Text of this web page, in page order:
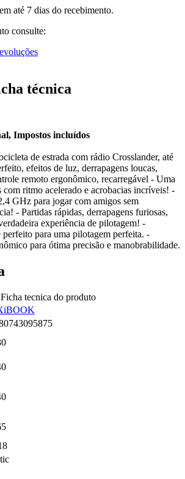
até 7 dias do recebimento.
consulte:
técnica
Impostos incluídos
de estrada com rádio Crosslander, até
efeitos de luz, derrapagens loucas,
remoto ergonômico, recarregável - Uma
com ritmo acelerado e acrobacias incríveis! -
GHz para jogar com amigos sem
- Partidas rápidas, derrapagens furiosas,
experiência de pilotagem! -
para uma pilotagem perfeita. -
para ótima precisão e manobrabilidade.
Ficha tecnica do produto